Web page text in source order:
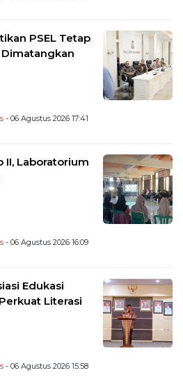
PSEL Tetap
Dimatangkan
- 06 Agustus 2026 17:41
II, Laboratorium
- 06 Agustus 2026 16:09
Edukasi
Literasi
- 06 Agustus 2026 15:58